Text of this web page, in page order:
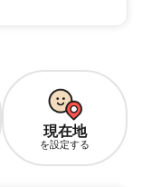
現在地
を設定する